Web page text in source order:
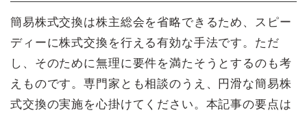
簡易株式交換は株主総会を省略できるため、スピー
ディーに株式交換を行える有効な手法です。ただ
し、そのために無理に要件を満たそうとするのも考
えものです。専門家とも相談のうえ、円滑な簡易株
式交換の実施を心掛けてください。本記事の要点は